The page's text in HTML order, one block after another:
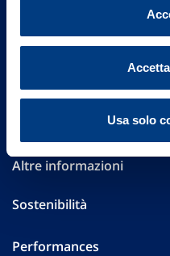
Usa solo
FAQ
Governance
Investor Relations
Altre informazioni
Sostenibilità
Performances